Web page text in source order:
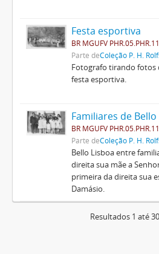
Festa esportiva
BR MGUFV
Parte deColeção P. H.
Fotografo tirando fotos
festa esportiva.
Familiares de Bello
BR MGUFV
Parte deColeção P. H.
Bello Lisboa entre
direita sua mãe a
primeira da direita sua
Damásio.
Resultados 1 até